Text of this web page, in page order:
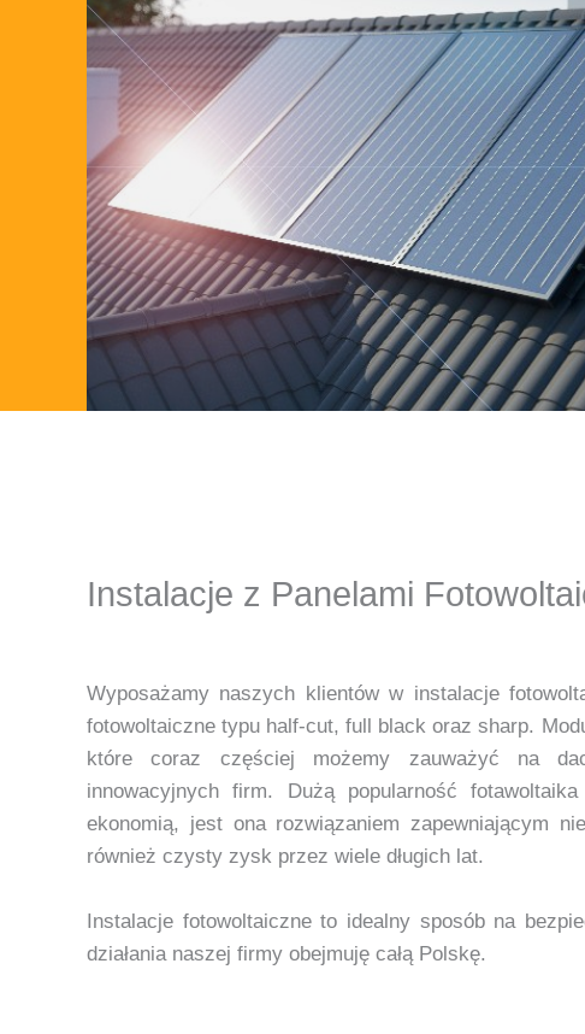
Instalacje z Panelami
Wyposażamy naszych klientów w instalacje
fotowoltaiczne typu half-cut, full black oraz sharp.
które coraz częściej możemy zauważyć na
innowacyjnych firm. Dużą popularność
ekonomią, jest ona rozwiązaniem zapewniającym
również czysty zysk przez wiele długich lat.
Instalacje fotowoltaiczne to idealny sposób na
działania naszej firmy obejmuję całą Polskę.